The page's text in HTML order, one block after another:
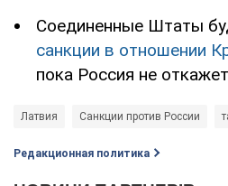
Соединенные Штаты
санкции в отношении
пока Россия не
Латвия Санкции против России
Редакционная политика